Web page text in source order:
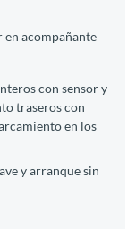
en acompañante
con sensor y
traseros con
en los
y arranque sin